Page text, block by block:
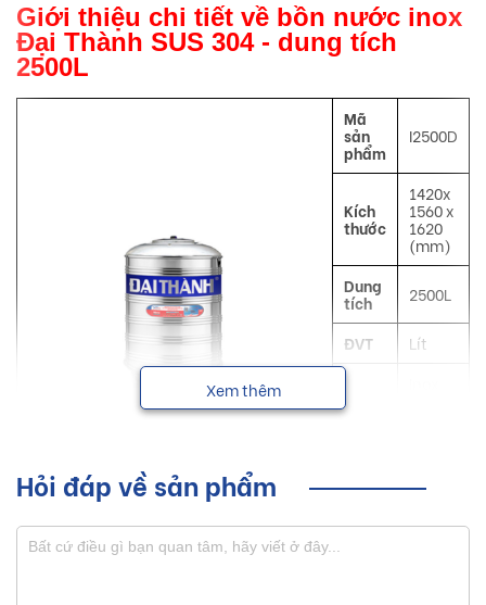
Giới thiệu chi tiết về bồn nước inox
Đại Thành SUS 304 - dung tích
2500L
Mã
sản
phẩm
I2500D
Kích
thước
1420x
1560 x
1620
(mm)
Dung
tích 2500L
ĐVT Lít
Mô tả
NSX Thành
Xem thêm
Hỏi đáp về sản phẩm